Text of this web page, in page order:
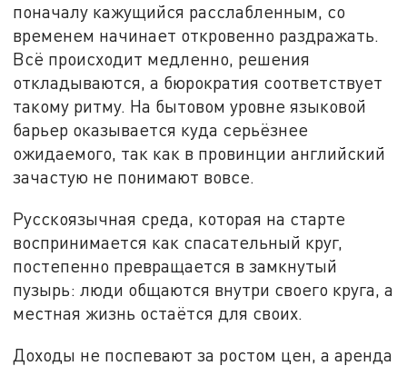
поначалу кажущийся расслабленным, со
временем начинает откровенно раздражать.
Всё происходит медленно, решения
откладываются, а бюрократия соответствует
такому ритму. На бытовом уровне языковой
барьер оказывается куда серьёзнее
ожидаемого, так как в провинции английский
зачастую не понимают вовсе.
Русскоязычная среда, которая на старте
воспринимается как спасательный круг,
постепенно превращается в замкнутый
пузырь: люди общаются внутри своего круга, а
местная жизнь остаётся для своих.
Доходы не поспевают за ростом цен, а аренда